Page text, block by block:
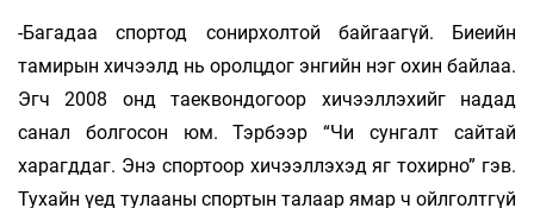
-Багадаа спортод сонирхолтой байгаагүй. Биеийн
тамирын хичээлд нь оролцдог энгийн нэг охин байлаа.
Эгч 2008 онд таеквондогоор хичээллэхийг надад
санал болгосон юм. Тэрбээр “Чи сунгалт сайтай
харагддаг. Энэ спортоор хичээллэхэд яг тохирно” гэв.
Тухайн үед тулааны спортын талаар ямар ч ойлголтгүй